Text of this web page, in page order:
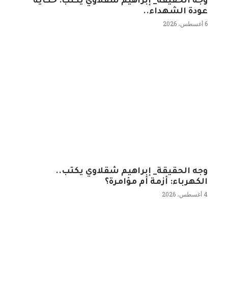
عودة الشهداء..
6 أغسطس، 2026
وجه الحقيقة_ إبراهيم شقلاوي يكتب..
الكهرباء: أزمة أم مؤامرة؟
4 أغسطس، 2026